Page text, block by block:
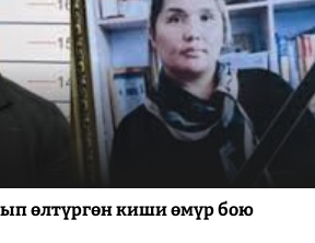
өлтүргөн киши өмүр бою